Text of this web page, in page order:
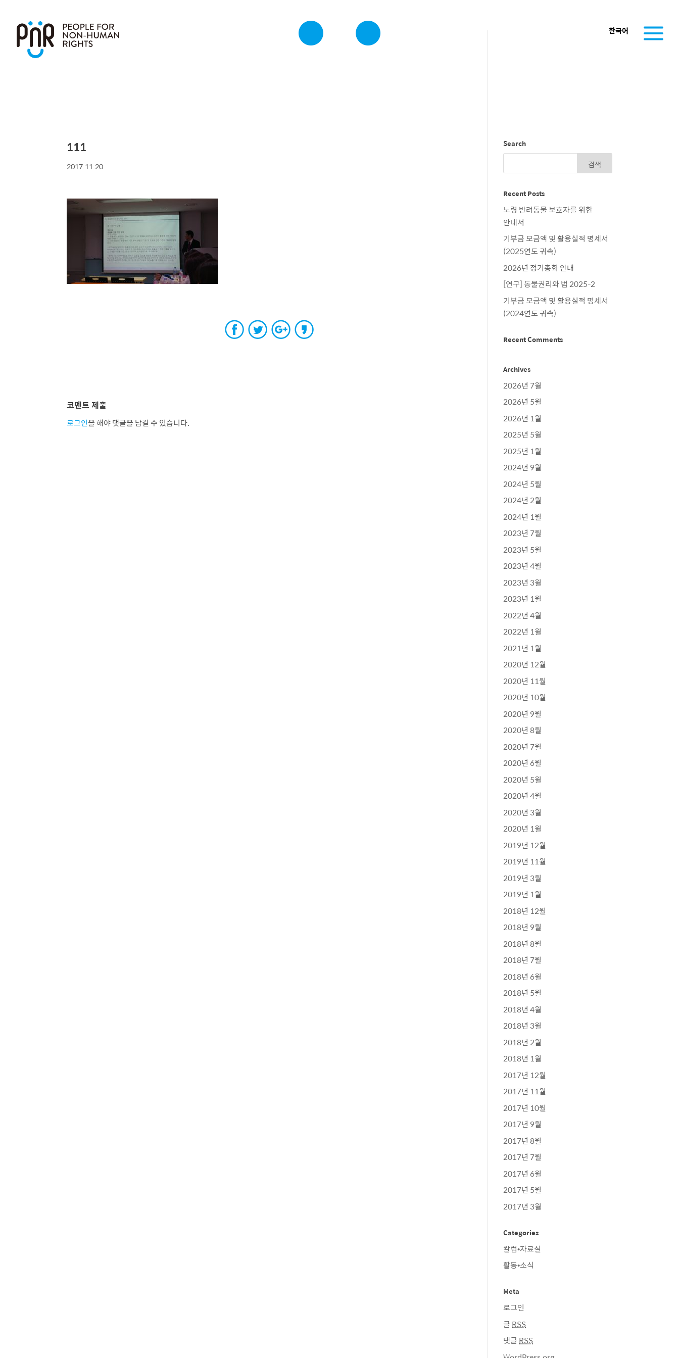
한국어
111
2017.11.20
코멘트 제출
로그인을 해야 댓글을 남길 수 있습니다.
Search
Recent Posts
노령 반려동물 보호자를 위한
안내서
기부금 모금액 및 활용실적 명세서
(2025연도 귀속)
2026년 정기총회 안내
[연구] 동물권리와 법 2025-2
기부금 모금액 및 활용실적 명세서
(2024연도 귀속)
Recent Comments
Archives
2026년 7월
2026년 5월
2026년 1월
2025년 5월
2025년 1월
2024년 9월
2024년 5월
2024년 2월
2024년 1월
2023년 7월
2023년 5월
2023년 4월
2023년 3월
2023년 1월
2022년 4월
2022년 1월
2021년 1월
2020년 12월
2020년 11월
2020년 10월
2020년 9월
2020년 8월
2020년 7월
2020년 6월
2020년 5월
2020년 4월
2020년 3월
2020년 1월
2019년 12월
2019년 11월
2019년 3월
2019년 1월
2018년 12월
2018년 9월
2018년 8월
2018년 7월
2018년 6월
2018년 5월
2018년 4월
2018년 3월
2018년 2월
2018년 1월
2017년 12월
2017년 11월
2017년 10월
2017년 9월
2017년 8월
2017년 7월
2017년 6월
2017년 5월
2017년 3월
Categories
칼럼•자료실
활동•소식
Meta
로그인
글 RSS
댓글 RSS